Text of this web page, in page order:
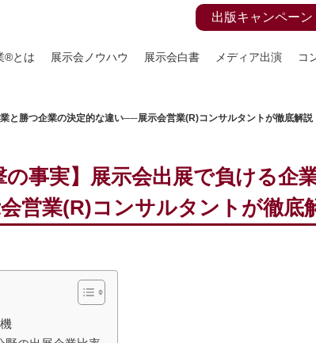
出版キャンペーン
®とは 展示会ノウハウ 展示会白書 メディア出演 コ
と勝つ企業の決定的な違い──展示会営業(R)コンサルタントが徹底解説
の事実】展示会出展で負ける企
営業(R)コンサルタントが徹底